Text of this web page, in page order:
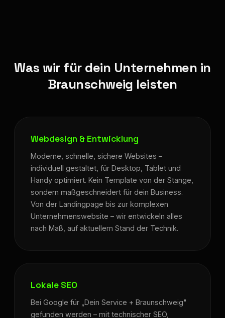
Was wir für dein Unternehmen in
Braunschweig leisten
Webdesign & Entwicklung
Moderne, schnelle, sichere Websites –
individuell gestaltet, für Desktop, Tablet und
Handy optimiert. Kein Template von der Stange,
sondern maßgeschneidert für dein Business.
Von der Landingpage bis zur komplexen
Unternehmenswebsite – wir entwickeln alles
nach Maß, auf aktuellem Stand der Technik.
Lokale SEO
Bei Google für „Dein Service + Braunschweig"
gefunden werden – mit technischer SEO,